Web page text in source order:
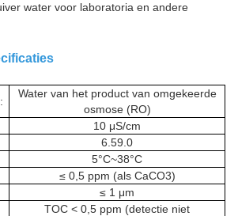
water voor laboratoria en andere
Water van het product van omgekeerde
osmose (RO)
10 μS/cm
6.59.0
5°C~38°C
≤ 0,5 ppm (als CaCO3)
≤ 1 μm
TOC < 0,5 ppm (detectie niet